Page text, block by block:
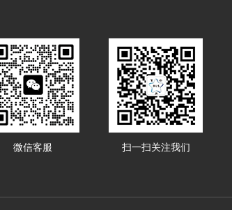
微信客服 扫一扫关注我们